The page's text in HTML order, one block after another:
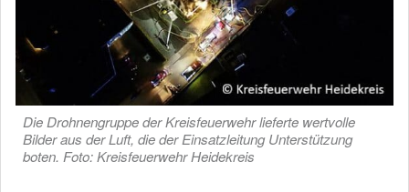
Die Drohnengruppe der Kreisfeuerwehr lieferte wertvolle
Bilder aus der Luft, die der Einsatzleitung Unterstützung
boten. Foto: Kreisfeuerwehr Heidekreis